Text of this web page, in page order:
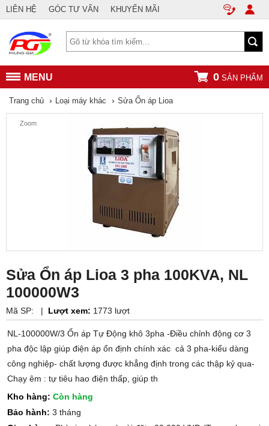
LIÊN HỆ GÓC TƯ VẤN KHUYẾN MÃI
MENU 0 SẢN PHẨM
Trang chủ › Loại máy khác › Sửa Ổn áp Lioa
Zoom
Sửa Ổn áp Lioa 3 pha 100KVA, NL
100000W3
Mã SP: | Lượt xem: 1773 lượt
NL-100000W/3 Ổn áp Tự Động khô 3pha -Điều chỉnh động cơ 3
pha độc lập giúp điện áp ổn định chính xác cả 3 pha-kiểu dàng
công nghiệp- chất lượng được khẳng định trong các thập kỷ qua-
Chạy êm : tự tiêu hao điện thấp, giúp th
Kho hàng: Còn hàng
Bảo hành: 3 tháng